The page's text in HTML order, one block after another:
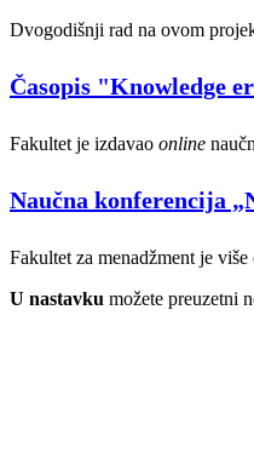
Dvogodišnji rad na ovom
Časopis "Knowledge
Fakultet je izdavao online
Naučna konferencija
Fakultet za menadžment je
U nastavku možete preuzetni